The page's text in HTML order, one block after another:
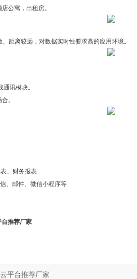
公寓，出租房。
距离较远，对数据实时性要求高的应用环境。
讯模块。
。
、财务报表
、邮件、微信小程序等
推荐厂家